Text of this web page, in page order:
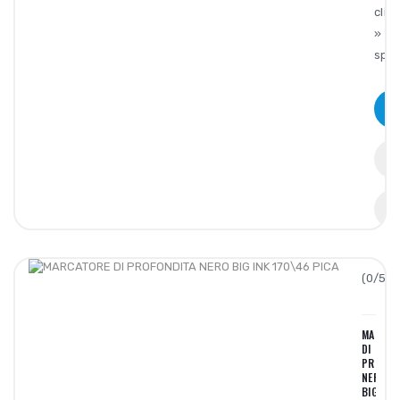
clip
»
(0/5):
DI
NERO
BIG